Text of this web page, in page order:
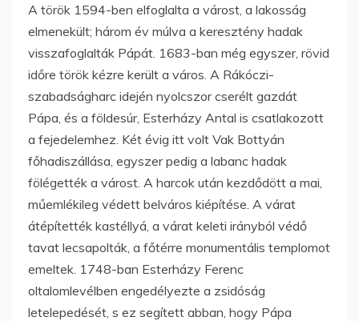
A török 1594-ben elfoglalta a várost, a lakosság
elmenekült; három év múlva a keresztény hadak
visszafoglalták Pápát. 1683-ban még egyszer, rövid
időre török kézre került a város. A Rákóczi-
szabadságharc idején nyolcszor cserélt gazdát
Pápa, és a földesúr, Esterházy Antal is csatlakozott
a fejedelemhez. Két évig itt volt Vak Bottyán
főhadiszállása, egyszer pedig a labanc hadak
fölégették a várost. A harcok után kezdődött a mai,
műemlékileg védett belváros kiépítése. A várat
átépítették kastéllyá, a várat keleti irányból védő
tavat lecsapolták, a főtérre monumentális templomot
emeltek. 1748-ban Esterházy Ferenc
oltalomlevélben engedélyezte a zsidóság
letelepedését, s ez segített abban, hogy Pápa